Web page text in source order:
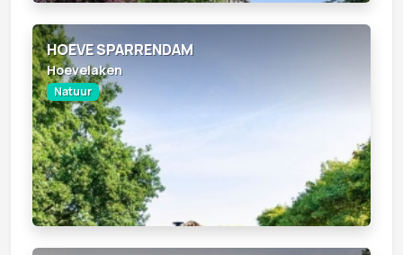
HOEVE SPARRENDAM
Hoevelaken
Natuur